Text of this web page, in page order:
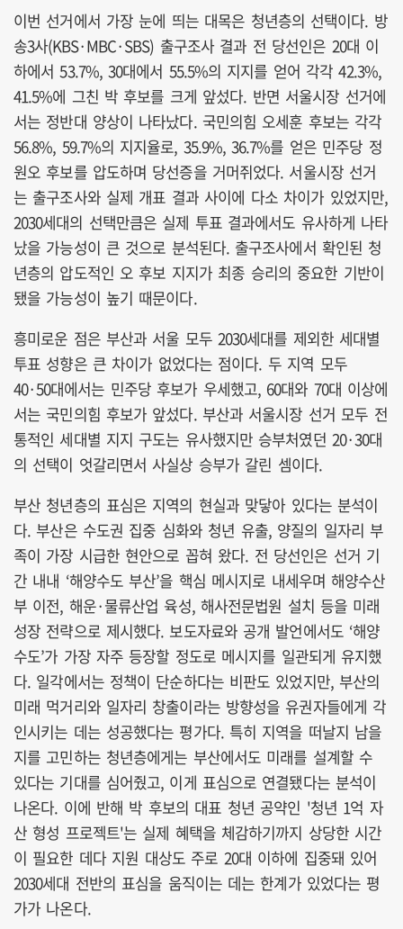
이번 선거에서 가장 눈에 띄는 대목은 청년층의 선택이다. 방
송3사(KBS·MBC·SBS) 출구조사 결과 전 당선인은 20대 이
하에서 53.7%, 30대에서 55.5%의 지지를 얻어 각각 42.3%,
41.5%에 그친 박 후보를 크게 앞섰다. 반면 서울시장 선거에
서는 정반대 양상이 나타났다. 국민의힘 오세훈 후보는 각각
56.8%, 59.7%의 지지율로, 35.9%, 36.7%를 얻은 민주당 정
원오 후보를 압도하며 당선증을 거머쥐었다. 서울시장 선거
는 출구조사와 실제 개표 결과 사이에 다소 차이가 있었지만,
2030세대의 선택만큼은 실제 투표 결과에서도 유사하게 나타
났을 가능성이 큰 것으로 분석된다. 출구조사에서 확인된 청
년층의 압도적인 오 후보 지지가 최종 승리의 중요한 기반이
됐을 가능성이 높기 때문이다.
흥미로운 점은 부산과 서울 모두 2030세대를 제외한 세대별
투표 성향은 큰 차이가 없었다는 점이다. 두 지역 모두
40·50대에서는 민주당 후보가 우세했고, 60대와 70대 이상에
서는 국민의힘 후보가 앞섰다. 부산과 서울시장 선거 모두 전
통적인 세대별 지지 구도는 유사했지만 승부처였던 20·30대
의 선택이 엇갈리면서 사실상 승부가 갈린 셈이다.
부산 청년층의 표심은 지역의 현실과 맞닿아 있다는 분석이
다. 부산은 수도권 집중 심화와 청년 유출, 양질의 일자리 부
족이 가장 시급한 현안으로 꼽혀 왔다. 전 당선인은 선거 기
간 내내 ‘해양수도 부산’을 핵심 메시지로 내세우며 해양수산
부 이전, 해운·물류산업 육성, 해사전문법원 설치 등을 미래
성장 전략으로 제시했다. 보도자료와 공개 발언에서도 ‘해양
수도’가 가장 자주 등장할 정도로 메시지를 일관되게 유지했
다. 일각에서는 정책이 단순하다는 비판도 있었지만, 부산의
미래 먹거리와 일자리 창출이라는 방향성을 유권자들에게 각
인시키는 데는 성공했다는 평가다. 특히 지역을 떠날지 남을
지를 고민하는 청년층에게는 부산에서도 미래를 설계할 수
있다는 기대를 심어줬고, 이게 표심으로 연결됐다는 분석이
나온다. 이에 반해 박 후보의 대표 청년 공약인 '청년 1억 자
산 형성 프로젝트'는 실제 혜택을 체감하기까지 상당한 시간
이 필요한 데다 지원 대상도 주로 20대 이하에 집중돼 있어
2030세대 전반의 표심을 움직이는 데는 한계가 있었다는 평
가가 나온다.